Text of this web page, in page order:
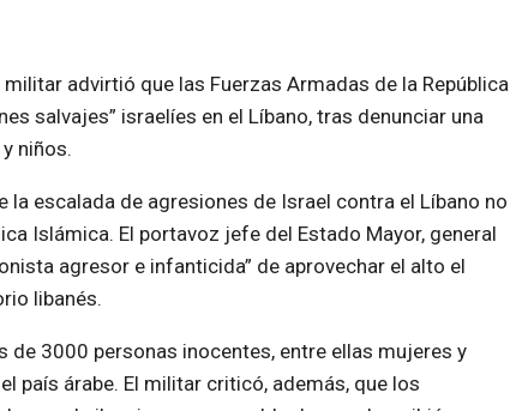
advirtió que las Fuerzas Armadas de la República
salvajes” israelíes en el Líbano, tras denunciar una
niños.
escalada de agresiones de Israel contra el Líbano no
Islámica. El portavoz jefe del Estado Mayor, general
agresor e infanticida” de aprovechar el alto el
libanés.
de 3000 personas inocentes, entre ellas mujeres y
país árabe. El militar criticó, además, que los